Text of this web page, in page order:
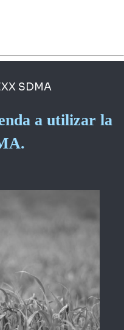
SDMA
a utilizar la